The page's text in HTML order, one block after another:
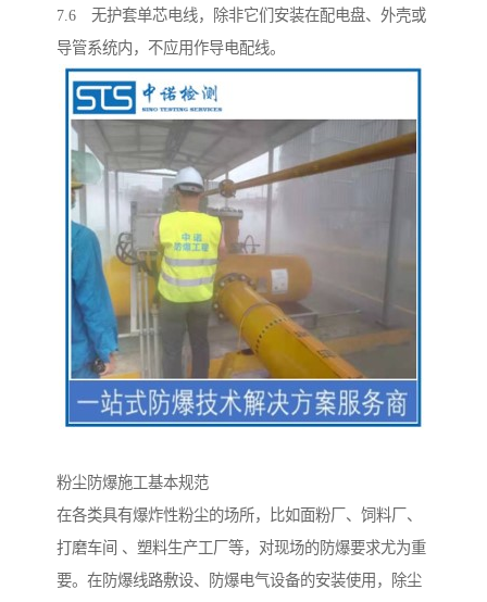
7.6 无护套单芯电线，除非它们安装在配电盘、外壳或
导管系统内，不应用作导电配线。
粉尘防爆施工基本规范
在各类具有爆炸性粉尘的场所，比如面粉厂、饲料厂、
打磨车间 、塑料生产工厂等，对现场的防爆要求尤为重
要。在防爆线路敷设、防爆电气设备的安装使用，除尘